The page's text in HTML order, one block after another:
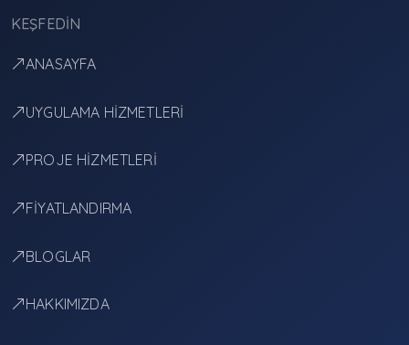
KEŞFEDIN
ANASAYFA
UYGULAMA HİZMETLERİ
PROJE HİZMETLERİ
FİYATLANDIRMA
BLOGLAR
HAKKIMIZDA